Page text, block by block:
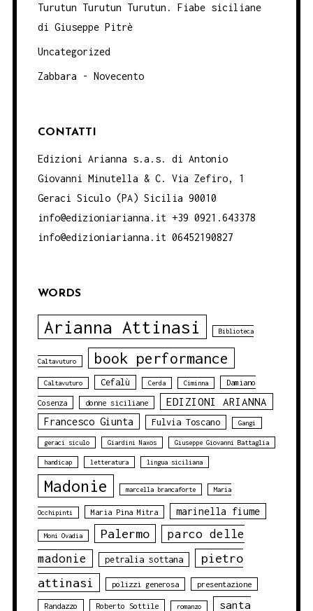
Turutun Turutun Turutun. Fiabe siciliane
di Giuseppe Pitrè
Uncategorized
Zabbara - Novecento
CONTATTI
Edizioni Arianna s.a.s. di Antonio
Giovanni Minutella & C. Via Zefiro, 1
Geraci Siculo (PA) Sicilia 90010
info@edizioniarianna.it +39 0921.643378
info@edizioniarianna.it 06452190827
WORDS
Arianna Attinasi Biblioteca
Caltavuturo book performance
Caltavuturo Cefalù Cerda Ciminna Damiano
Cosenza donne siciliane EDIZIONI ARIANNA
Francesco Giunta Fulvia Toscano Gangi
geraci siculo Giardini Naxos Giuseppe Giovanni Battaglia
handicap letteratura lingua siciliana
Madonie marcella brancaforte Maria
Occhipinti Maria Pina Mitra marinella fiume
Moni Ovadia Palermo
parco delle
madonie
petralia sottana
pietro
attinasi
polizzi generosa presentazione
Randazzo Roberto Sottile romanzo santa